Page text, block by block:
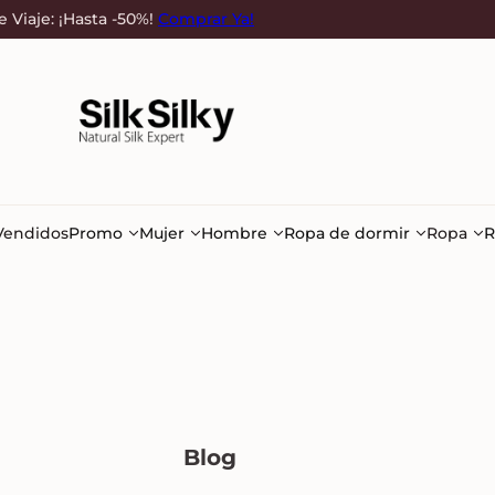
Viaje: ¡Hasta -50%! Comprar Ya!
Promo Mujer Hombre Ropa de dormir Ropa
Blog